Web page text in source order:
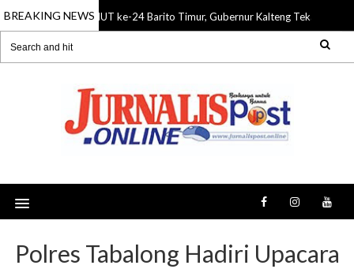
BREAKING NEWS
08 Aug 2026 HUT ke-24 Barito Timur, Gubernur Kalteng Tekankan
Polres Tabalong Hadiri Upacara